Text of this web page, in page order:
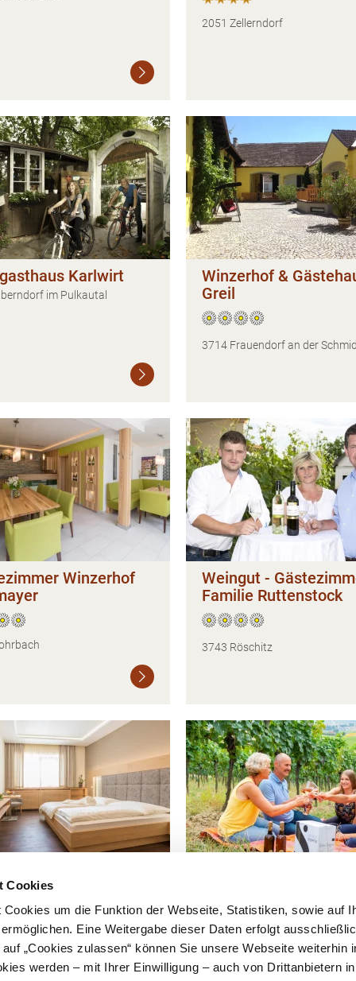
Cookies
um die Funktion der Webseite, Statistiken, sowie auf
Eine Weitergabe dieser Daten erfolgt
„Cookies zulassen“ können Sie unsere Webseite weiterhin
werden – mit Ihrer Einwilligung – auch von Drittanbietern
2051 Zellerndorf
Karlwirt
im Pulkautal
Winzerhof &
Greil
3714 Frauendorf an der
Winzerhof
Weingut -
Familie Ruttenstock
3743 Röschitz
Breitenfelder
Weiterlesen
3720 Minichhofen